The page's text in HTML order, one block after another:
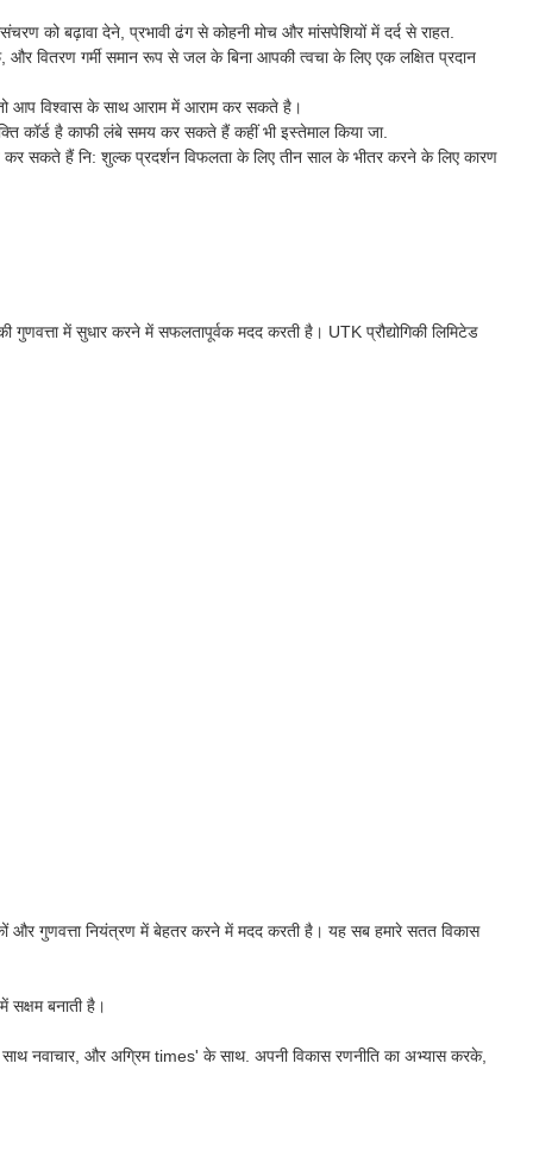
को बढ़ावा देने, प्रभावी ढंग से कोहनी मोच और मांसपेशियों में दर्द से राहत.
वितरण गर्मी समान रूप से जल के बिना आपकी त्वचा के लिए एक लक्षित प्रदान
आप विश्वास के साथ आराम में आराम कर सकते है।
कॉर्ड है काफी लंबे समय कर सकते हैं कहीं भी इस्तेमाल किया जा.
कर सकते हैं नि: शुल्क प्रदर्शन विफलता के लिए तीन साल के भीतर करने के लिए कारण
में सुधार करने में सफलतापूर्वक मदद करती है। UTK प्रौद्योगिकी लिमिटेड
और गुणवत्ता नियंत्रण में बेहतर करने में मदद करती है। यह सब हमारे सतत विकास
सक्षम बनाती है।
नवाचार, और अग्रिम times' के साथ. अपनी विकास रणनीति का अभ्यास करके,